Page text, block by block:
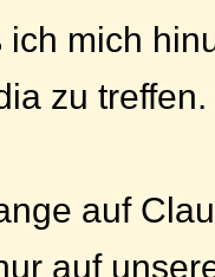
mich
zu treffen.
auf
auf